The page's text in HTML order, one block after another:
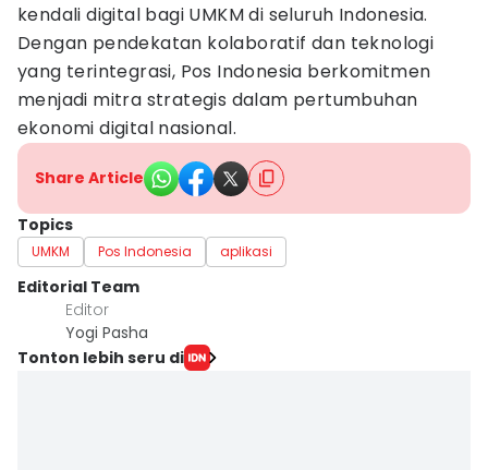
kendali digital bagi UMKM di seluruh Indonesia.
Dengan pendekatan kolaboratif dan teknologi
yang terintegrasi, Pos Indonesia berkomitmen
menjadi mitra strategis dalam pertumbuhan
ekonomi digital nasional.
Share Article
Topics
UMKM Pos Indonesia aplikasi
Editorial Team
Editor
Yogi Pasha
Tonton lebih seru di